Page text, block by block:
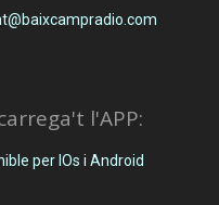
l'APP:
per IOs i Android